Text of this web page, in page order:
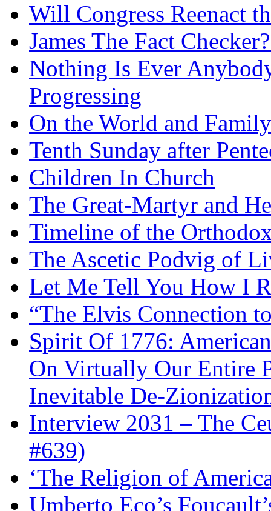
Will Congress Reenact
James The Fact
Nothing Is Ever
Progressing
On the World and Family
Tenth Sunday after
Children In Church
The Great-Martyr and
Timeline of the
The Ascetic Podvig of
Let Me Tell You How I
“The Elvis Connection
Spirit Of 1776:
On Virtually Our Entire
Inevitable De-
Interview 2031 – The
#639)
‘The Religion of
Umberto Eco’s